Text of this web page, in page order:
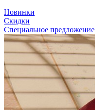
Новинки
Скидки
Специальное предложение